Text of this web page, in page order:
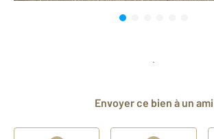
Envoyer ce bien à un ami